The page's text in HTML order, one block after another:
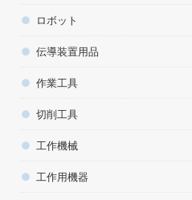
ロボット
伝導装置用品
作業工具
切削工具
工作機械
工作用機器